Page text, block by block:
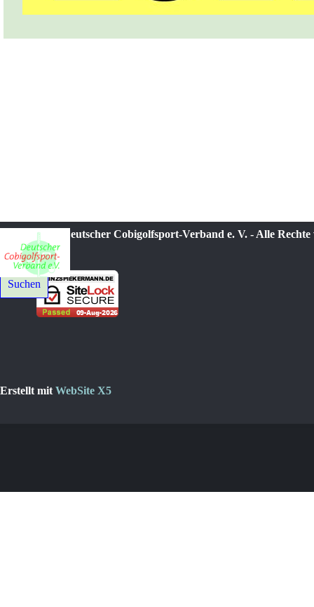
© 2021-2026 Deutscher Cobigolfsport-Verband e. V. - Alle
Suchen
Erstellt mit WebSite X5